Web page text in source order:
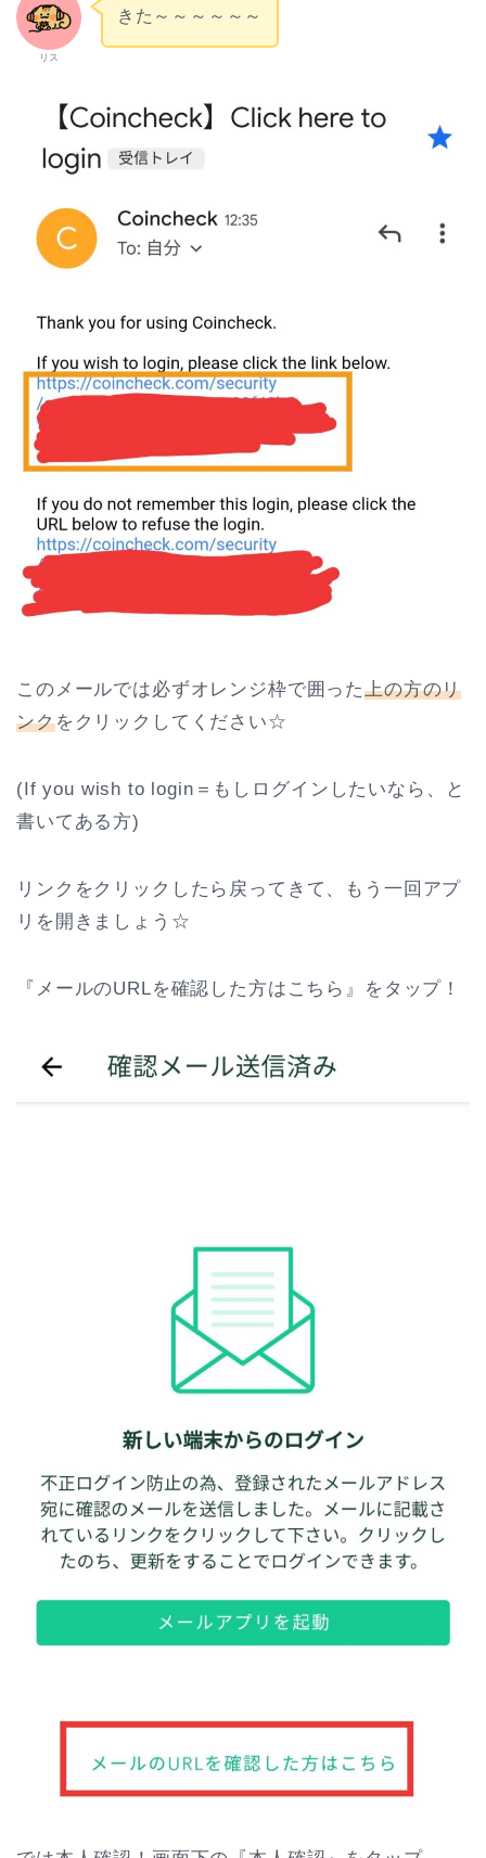
リス
きた～～～～～～
このメールでは必ずオレンジ枠で囲った上の方のリ
ンクをクリックしてください☆
(If you wish to login＝もしログインしたいなら、と
書いてある方)
リンクをクリックしたら戻ってきて、もう一回アプ
リを開きましょう☆
『メールのURLを確認した方はこちら』をタップ！